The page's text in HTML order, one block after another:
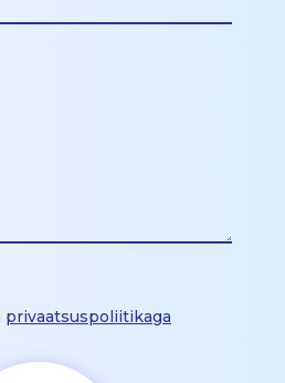
privaatsuspoliitikaga